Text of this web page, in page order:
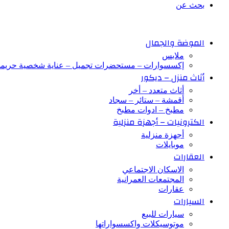
بحث عن
الموضة والجمال
ملابس
إكسسوارات – مستحضرات تجميل – عناية شخصية
أثاث منزل – ديكور
أثاث متعدد – أخر
أقمشة – ستائر – سجاد
مطبخ – ادوات مطبخ
الكترونيات – أجهزة منزلية
أجهزة منزلية
موبايلات
العقارات
الاسكان الاجتماعي
المجتمعات العمرانية
عقارات
السيارات
سيارات للبيع
موتوسيكلات واكسسواراتها